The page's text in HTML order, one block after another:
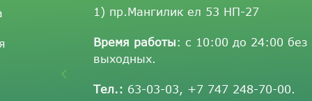
1) пр.Мангилик ел 53 НП-27
Время работы: с 10:00 до 24:00 без
выходных.
Тел.: 63-03-03, +7 747 248-70-00.